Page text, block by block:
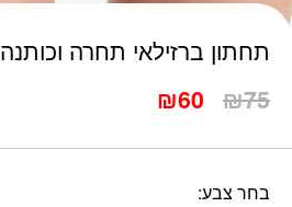
תחתון ברזילאי תחרה וכותנה
₪75
המחיר
היה:
₪75.
₪60 המחיר
הוא:
בחר צבע
כמות תחתון ברזילאי תחרה וכותנה